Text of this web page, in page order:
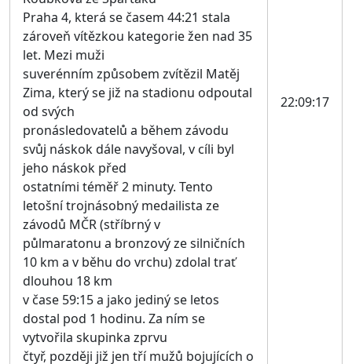
Praha 4, která se časem 44:21 stala
zároveň vítězkou kategorie žen nad 35
let. Mezi muži
suverénním způsobem zvítězil Matěj
Zima, který se již na stadionu odpoutal
od svých
pronásledovatelů a během závodu
svůj náskok dále navyšoval, v cíli byl
jeho náskok před
ostatními téměř 2 minuty. Tento
letošní trojnásobný medailista ze
závodů MČR (stříbrný v
půlmaratonu a bronzový ze silničních
10 km a v běhu do vrchu) zdolal trať
dlouhou 18 km
v čase 59:15 a jako jediný se letos
dostal pod 1 hodinu. Za ním se
vytvořila skupinka zprvu
čtyř, později již jen tří mužů bojujících o
22:09:17